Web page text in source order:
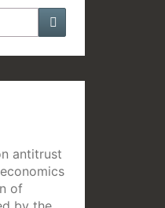
Search
antitrust
of